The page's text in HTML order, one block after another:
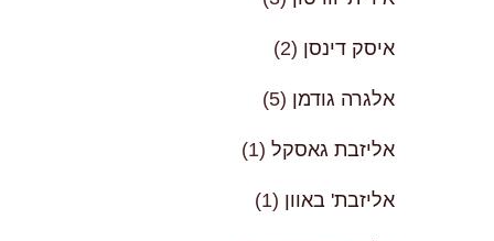
איסק דינסן (2)
אלגרה גודמן (5)
אליזבת גאסקל (1)
אליזבת' באוון (1)